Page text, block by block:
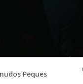
Peques